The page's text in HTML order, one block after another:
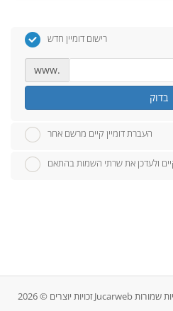
רישום דומיין חדש
www.
בדוק
העברת דומיין קיים מרשם אחר
ולעדכן את שרתי השמות בהתאם